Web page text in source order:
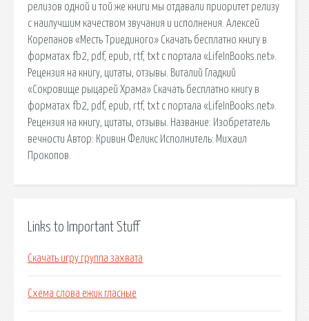
релизов одной и той же книги мы отдавали приоритет релизу
с наилучшим качеством звучания и исполнения. Алексей
Корепанов «Месть Триединого» Скачать бесплатно книгу в
форматах fb2, pdf, epub, rtf, txt с портала «LifeInBooks.net».
Рецензия на книгу, цитаты, отзывы. Виталий Гладкий
«Сокровище рыцарей Храма» Скачать бесплатно книгу в
форматах fb2, pdf, epub, rtf, txt с портала «LifeInBooks.net».
Рецензия на книгу, цитаты, отзывы. Название: Изобретатель
вечности Автор: Кривин Феликс Исполнитель: Михаил
Прокопов.
Links to Important Stuff
Скачать игру группа захвата
Схема слова ежик гласные